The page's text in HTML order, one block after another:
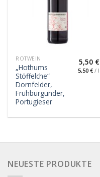
ROTWEIN
„Hothums
Stöffelche“
Dornfelder,
Frühburgunder,
Portugieser
5,50 €
5,50 €/ l
NEUESTE PRODUKTE